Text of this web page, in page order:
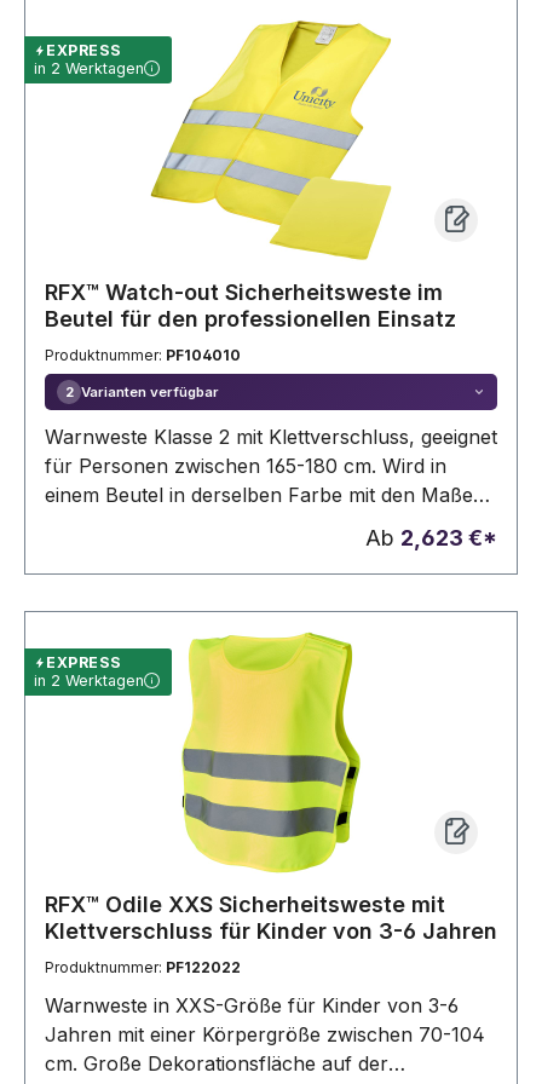
EXPRESS
in 2 Werktagen
RFX™ Watch-out Sicherheitsweste im
Beutel für den professionellen Einsatz
Produktnummer: PF104010
2 Varianten verfügbar
Warnweste Klasse 2 mit Klettverschluss, geeignet
für Personen zwischen 165-180 cm. Wird in
einem Beutel in derselben Farbe mit den Maßen
21 x 17 cm geliefert. Große Dekorationsfläche
auf der Vorder- und Rückseite der Weste sowie
auf dem Beutel. Warnkleidung für den
professionellen Einsatz. Fluoreszierender
Hintergrund und reflektierendes Band.
Spezifikation EN ISO 20471:2013+A1:2016. Diese
Kleidungsstücke tragen das CE-Zeichen, um die
Einhaltung der EU-Verordnung 2016/425/EU-
Persönliche Schutzausrüstung Kategorie II
Ab 2,623 €*
EXPRESS
in 2 Werktagen
RFX™ Odile XXS Sicherheitsweste mit
Klettverschluss für Kinder von 3-6 Jahren
Produktnummer: PF122022
Warnweste in XXS-Größe für Kinder von 3-6
Jahren mit einer Körpergröße zwischen 70-104
cm. Große Dekorationsfläche auf der